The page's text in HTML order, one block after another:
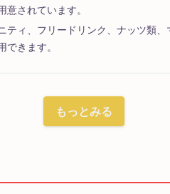
意されています。
ティ、フリードリンク、ナッツ類
できます。
もっとみる